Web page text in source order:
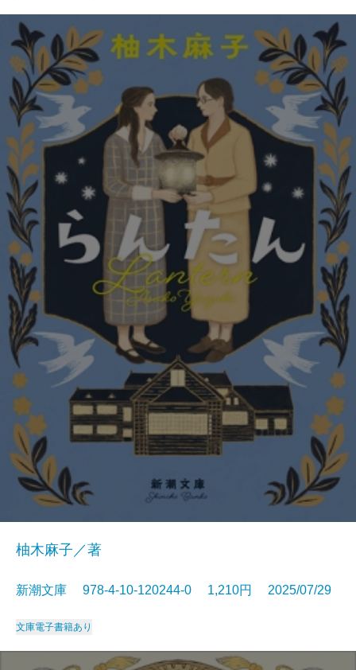
柚木麻子／著
新潮文庫 978-4-10-120244-0 1,210円 2025/07/29
文庫電子書籍あり